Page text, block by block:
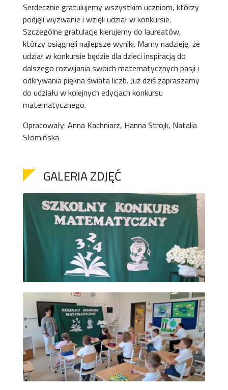
Serdecznie gratulujemy wszystkim uczniom, którzy
podjęli wyzwanie i wzięli udział w konkursie.
Szczególne gratulacje kierujemy do laureatów,
którzy osiągnęli najlepsze wyniki. Mamy nadzieję, że
udział w konkursie będzie dla dzieci inspiracją do
dalszego rozwijania swoich matematycznych pasji i
odkrywania piękna świata liczb. Już dziś zapraszamy
do udziału w kolejnych edycjach konkursu
matematycznego.
Opracowały: Anna Kachniarz, Hanna Strojk, Natalia
Słomińska
GALERIA ZDJĘĆ